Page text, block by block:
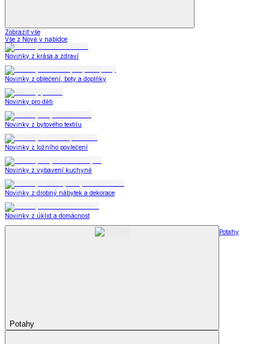
Zobrazit vše
Vše z Nově v nabídce
Novinky z krása a zdraví
Novinky z oblečení, boty a doplňky
Novinky pro děti
Novinky z bytového textilu
Novinky z ložního povlečení
Novinky z vybavení kuchyně
Novinky z drobný nábytek a dekorace
Novinky z úklid a domácnost
Potahy
Potahy